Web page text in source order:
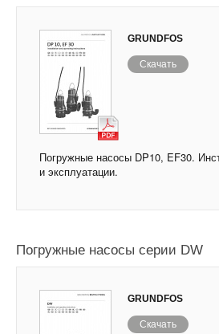
GRUNDFOS
Скачать
Погружные насосы DP10, EF30.
и эксплуатации.
Погружные насосы серии DW
GRUNDFOS
Скачать